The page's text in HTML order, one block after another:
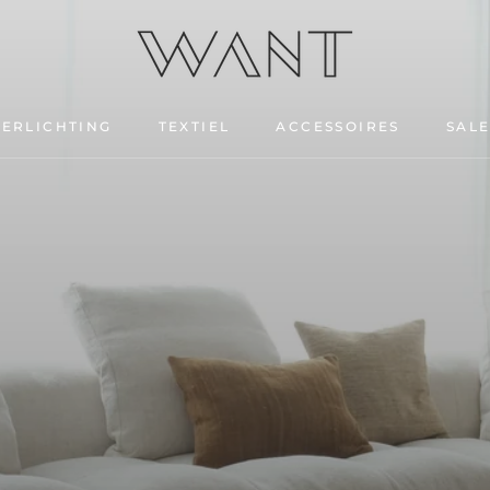
TEXTIEL ACCESSOIRES
SALE